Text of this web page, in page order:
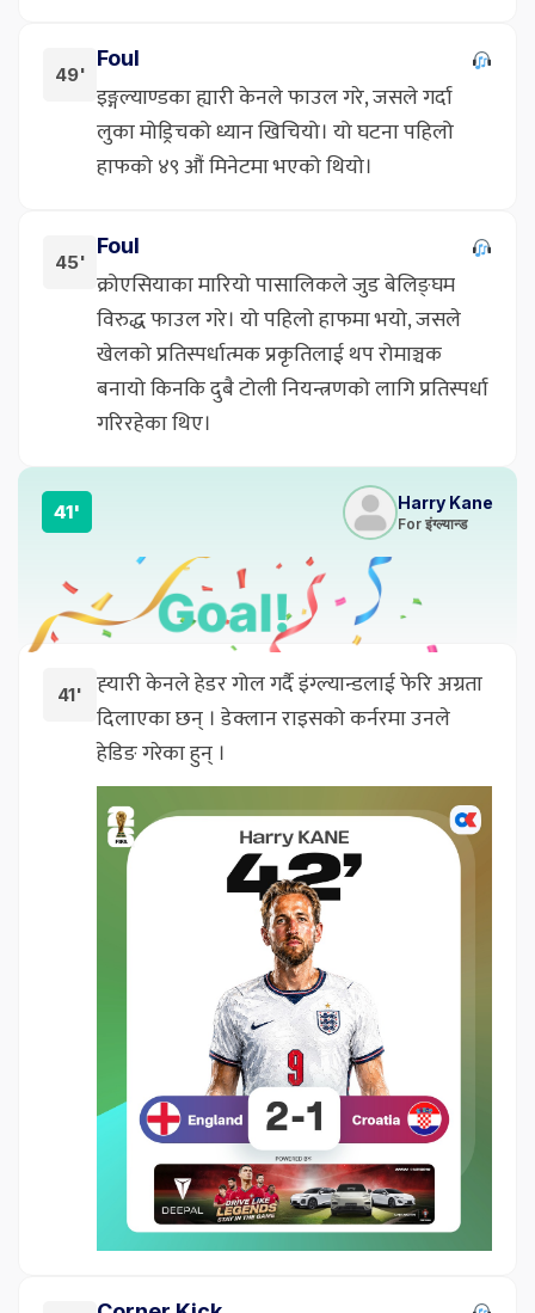
49'
Foul
इङ्गल्याण्डका ह्यारी केनले फाउल गरे, जसले गर्दा
लुका मोड्रिचको ध्यान खिचियो। यो घटना पहिलो
हाफको ४९ औं मिनेटमा भएको थियो।
45'
Foul
क्रोएसियाका मारियो पासालिकले जुड बेलिङ्घम
विरुद्ध फाउल गरे। यो पहिलो हाफमा भयो, जसले
खेलको प्रतिस्पर्धात्मक प्रकृतिलाई थप रोमाञ्चक
बनायो किनकि दुबै टोली नियन्त्रणको लागि प्रतिस्पर्धा
गरिरहेका थिए।
41' Harry Kane
For इंग्ल्यान्ड
41'
ह्‍यारी केनले हेडर गोल गर्दै इंग्ल्यान्डलाई फेरि अग्रता
दिलाएका छन् । डेक्लान राइसको कर्नरमा उनले
हेडिङ गरेका हुन् ।